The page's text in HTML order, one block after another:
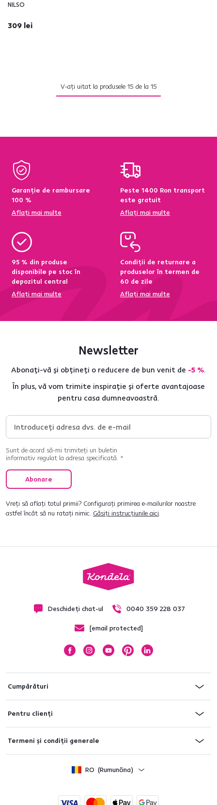
NILSO
309 lei
V-ați uitat la produsele 15 de la 15
Garanție de rambursare
100 %
Aflați mai multe
Peste 1400 Ron transport
este gratuit
Aflați mai multe
95 % din produse
disponibile pe stoc în
depozitul central
Aflați mai multe
Condiții de returnare a
produselor în termen de
60 de zile
Aflați mai multe
Newsletter
Abonați-vă și obțineți o reducere de bun venit de -5 %.
În plus, vă vom trimite inspirație și oferte avantajoase
pentru casa dumneavoastră.
Sunt de acord să-mi trimiteți un buletin
informativ regulat la adresa specificată. *
Abonare
Vreți să aflați totul primii? Configurați primirea e-mailurilor noastre
astfel încât să nu ratați nimic. Găsiți instrucțiunile aici.
Deschideți chat-ul 0040 359 228 037
[email protected]
Cumpărături
Pentru clienți
Termeni și condiții generale
RO (Rumunčina)